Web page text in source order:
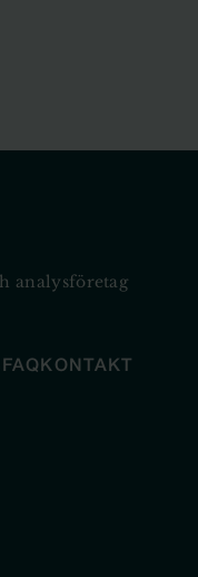
analysföretag
FAQ KONTAKT